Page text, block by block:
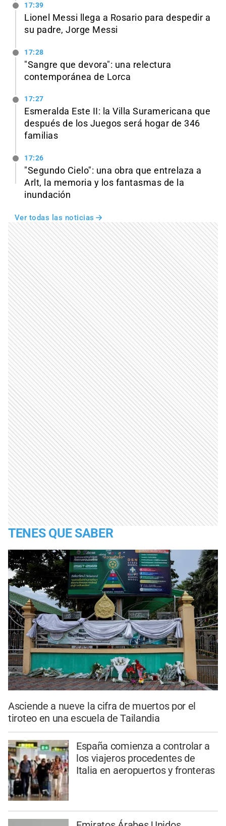
17:39
Lionel Messi llega a Rosario para despedir a
su padre, Jorge Messi
17:28
"Sangre que devora": una relectura
contemporánea de Lorca
17:27
Esmeralda Este II: la Villa Suramericana que
después de los Juegos será hogar de 346
familias
17:26
"Segundo Cielo": una obra que entrelaza a
Arlt, la memoria y los fantasmas de la
inundación
Ver todas las noticias
TENES QUE SABER
Asciende a nueve la cifra de muertos por el
tiroteo en una escuela de Tailandia
España comienza a controlar a
los viajeros procedentes de
Italia en aeropuertos y fronteras